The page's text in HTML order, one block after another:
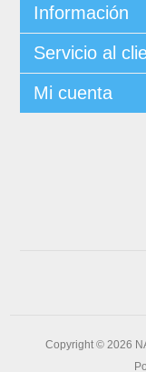
Información
Servicio al
Mi cuenta
Copyright © 2026